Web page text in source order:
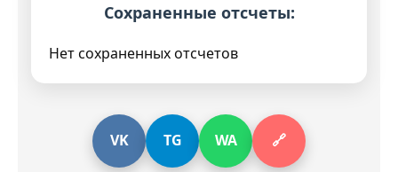
Сохраненные отсчеты:
Нет сохраненных отсчетов
VK TG WA 🔗